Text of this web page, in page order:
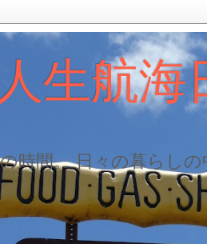
生航海
時間。 日々の暮らし